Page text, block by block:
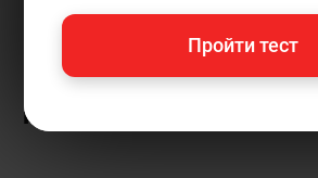
изменения
глобальным
краткое
Пройти тест